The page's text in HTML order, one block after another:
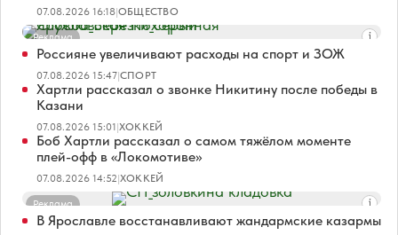
07.08.2026 16:18|ОБЩЕСТВО
Реклама
Россияне увеличивают расходы на спорт и ЗОЖ
07.08.2026 15:47|СПОРТ
Хартли рассказал о звонке Никитину после победы в
Казани
07.08.2026 15:01|ХОККЕЙ
Боб Хартли рассказал о самом тяжёлом моменте
плей-офф в «Локомотиве»
07.08.2026 14:52|ХОККЕЙ
Реклама
В Ярославле восстанавливают жандармские казармы